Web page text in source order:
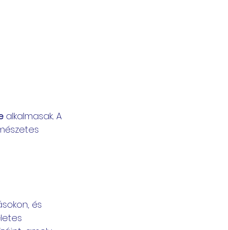
alkalmasak.. A
és